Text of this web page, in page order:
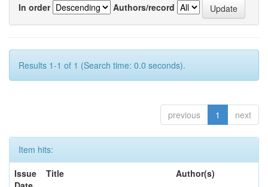
In order
Authors/record
Results 1-1 of 1 (Search time: 0.0 seconds).
previous 1 next
Item hits:
Issue
Title Author(s)